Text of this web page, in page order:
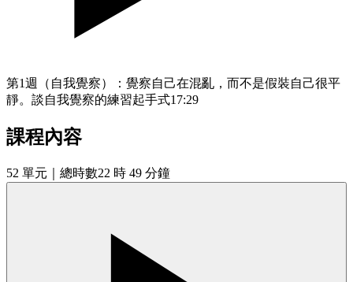
第1週（自我覺察）：覺察自己在混亂，而不是假裝自己很平
靜。談自我覺察的練習起手式17:29
課程內容
52 單元 ｜總時數22 時 49 分鐘